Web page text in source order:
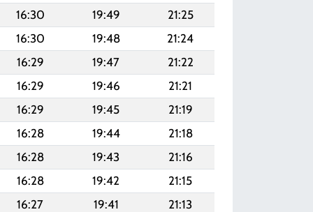
16:30 19:49
21:25
16:30
19:48
21:24
16:29
19:47
21:22
16:29
19:46
21:21
16:29
19:45
21:19
16:28
19:44
21:18
16:28
19:43
21:16
16:28
19:42
21:15
16:27
19:41
21:13